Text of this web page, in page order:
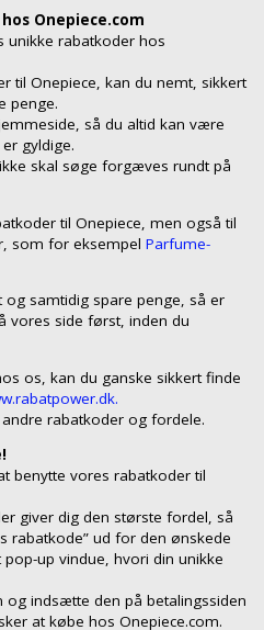
Onepiece.com
unikke rabatkoder hos
til Onepiece, kan du nemt, sikkert
penge.
så du altid kan være
gyldige.
skal søge forgæves rundt på
til Onepiece, men også til
som for eksempel Parfume-
samtidig spare penge, så er
vores side først, inden du
os, kan du ganske sikkert finde
rabatkoder og fordele.
benytte vores rabatkoder til
giver dig den største fordel, så
rabatkode” ud for den ønskede
up vindue, hvori din unikke
og indsætte den på betalingssiden
at købe hos Onepiece.com.